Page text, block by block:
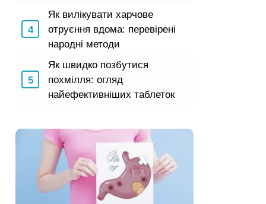
Як вилікувати харчове
отруєння вдома: перевірені
народні методи
Як швидко позбутися
похмілля: огляд
найефективніших таблеток